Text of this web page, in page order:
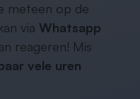
meteen op de
via Whatsapp
reageren! Mis
vele uren